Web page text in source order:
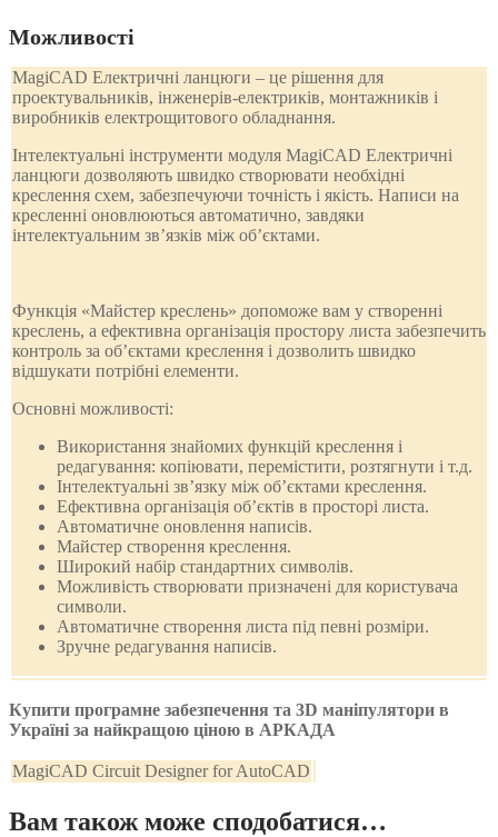
Можливості
MagiCAD Електричні ланцюги – це рішення для
проектувальників, інженерів-електриків, монтажників і
виробників електрощитового обладнання.
Інтелектуальні інструменти модуля MagiCAD Електричні
ланцюги дозволяють швидко створювати необхідні
креслення схем, забезпечуючи точність і якість. Написи на
кресленні оновлюються автоматично, завдяки
інтелектуальним зв’язків між об’єктами.
Функція «Майстер креслень» допоможе вам у створенні
креслень, а ефективна організація простору листа забезпечить
контроль за об’єктами креслення і дозволить швидко
відшукати потрібні елементи.
Основні можливості:
Використання знайомих функцій креслення і
редагування: копіювати, перемістити, розтягнути і т.д.
Інтелектуальні зв’язку між об’єктами креслення.
Ефективна організація об’єктів в просторі листа.
Автоматичне оновлення написів.
Майстер створення креслення.
Широкий набір стандартних символів.
Можливість створювати призначені для користувача
символи.
Автоматичне створення листа під певні розміри.
Зручне редагування написів.
Купити програмне забезпечення та 3D маніпулятори в
Україні за найкращою ціною в АРКАДА
MagiCAD Circuit Designer for AutoCAD
Вам також може сподобатися…